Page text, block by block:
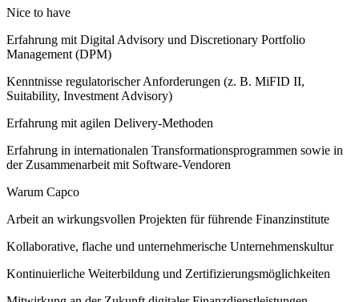
Nice to have
Erfahrung mit Digital Advisory und Discretionary Portfolio
Management (DPM)
Kenntnisse regulatorischer Anforderungen (z. B. MiFID II,
Suitability, Investment Advisory)
Erfahrung mit agilen Delivery-Methoden
Erfahrung in internationalen Transformationsprogrammen sowie in
der Zusammenarbeit mit Software-Vendoren
Warum Capco
Arbeit an wirkungsvollen Projekten für führende Finanzinstitute
Kollaborative, flache und unternehmerische Unternehmenskultur
Kontinuierliche Weiterbildung und Zertifizierungsmöglichkeiten